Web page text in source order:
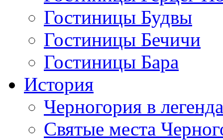
Гостиницы Будвы
Гостиницы Бечичи
Гостиницы Бара
История
Черногория в
Святые места